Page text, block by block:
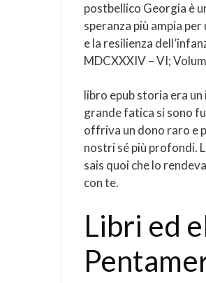
postbellico Georgia è
speranza più ampia
e la resilienza
MDCXXXIV – VI;
libro epub storia era
grande fatica si sono
offriva un dono raro e
nostri sé più profondi.
sais quoi che lo
con te.
Libri ed